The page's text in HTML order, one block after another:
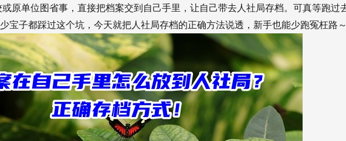
原单位图省事，直接把档案交到自己手里，让自己带去人社局存档。可真等跑过
宝子都踩过这个坑，今天就把人社局存档的正确方法说透，新手也能少跑冤枉路